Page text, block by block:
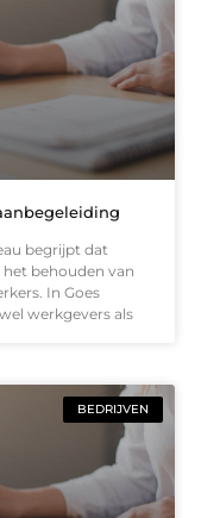
begrijpt dat
behouden van
In Goes
werkgevers als
BEDRIJVEN